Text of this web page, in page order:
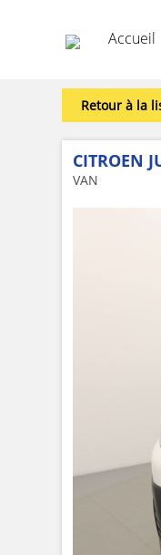
Accueil
Retour à la
CITROEN
VAN